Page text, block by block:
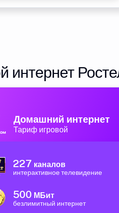
интернет
Домашний интернет
Тариф игровой
227 каналов
интерактивное телевидение
500 МБит
безлимитный интернет